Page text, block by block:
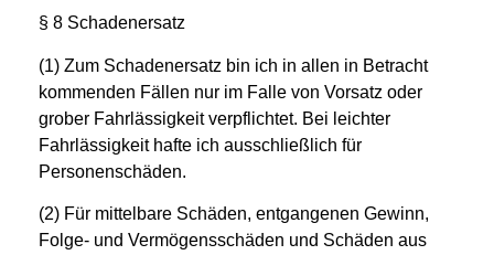
§ 8 Schadenersatz
(1) Zum Schadenersatz bin ich in allen in Betracht
kommenden Fällen nur im Falle von Vorsatz oder
grober Fahrlässigkeit verpflichtet. Bei leichter
Fahrlässigkeit hafte ich ausschließlich für
Personenschäden.
(2) Für mittelbare Schäden, entgangenen Gewinn,
Folge- und Vermögensschäden und Schäden aus